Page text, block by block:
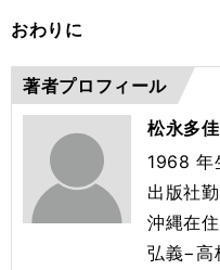
おわりに
著者プロフィール
松永多
1968 年
出版社
沖縄在
弘義−高